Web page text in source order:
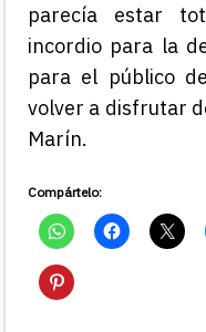
parecía estar
incordio para la
para el público
volver a disfrutar
Marín.
Compártelo: